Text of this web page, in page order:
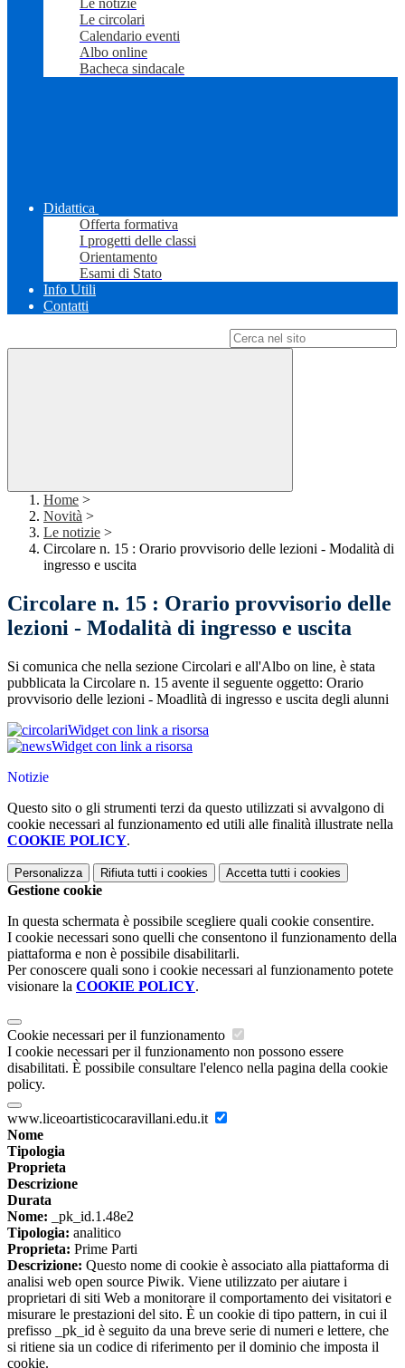
Le notizie
Le circolari
Calendario eventi
Albo online
Bacheca sindacale
Didattica
Offerta formativa
I progetti delle classi
Orientamento
Esami di Stato
Info Utili
Contatti
Home >
Novità >
Le notizie >
Circolare n. 15 : Orario provvisorio delle lezioni - Modalità di
ingresso e uscita
Circolare n. 15 : Orario provvisorio delle
lezioni - Modalità di ingresso e uscita
Si comunica che nella sezione Circolari e all'Albo on line, è stata
pubblicata la Circolare n. 15 avente il seguente oggetto: Orario
provvisorio delle lezioni - Moadlità di ingresso e uscita degli alunni
Widget con link a risorsa
Widget con link a risorsa
Notizie
Questo sito o gli strumenti terzi da questo utilizzati si avvalgono di
cookie necessari al funzionamento ed utili alle finalità illustrate nella
COOKIE POLICY.
Personalizza Rifiuta tutti i cookies Accetta tutti i cookies
Gestione cookie
In questa schermata è possibile scegliere quali cookie consentire.
I cookie necessari sono quelli che consentono il funzionamento della
piattaforma e non è possibile disabilitarli.
Per conoscere quali sono i cookie necessari al funzionamento potete
visionare la COOKIE POLICY.
Cookie necessari per il funzionamento
I cookie necessari per il funzionamento non possono essere
disabilitati. È possibile consultare l'elenco nella pagina della cookie
policy.
www.liceoartisticocaravillani.edu.it
Nome
Tipologia
Proprieta
Descrizione
Durata
Nome: _pk_id.1.48e2
Tipologia: analitico
Proprieta: Prime Parti
Descrizione: Questo nome di cookie è associato alla piattaforma di
analisi web open source Piwik. Viene utilizzato per aiutare i
proprietari di siti Web a monitorare il comportamento dei visitatori e
misurare le prestazioni del sito. È un cookie di tipo pattern, in cui il
prefisso _pk_id è seguito da una breve serie di numeri e lettere, che
si ritiene sia un codice di riferimento per il dominio che imposta il
cookie.